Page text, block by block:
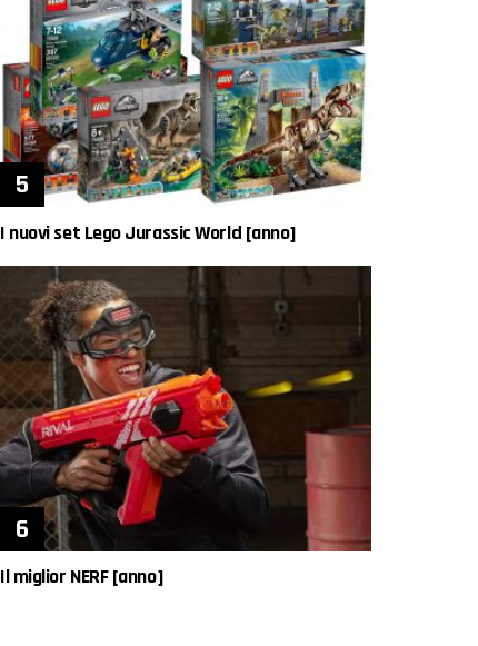
I nuovi set Lego Jurassic World [anno]
Il miglior NERF [anno]